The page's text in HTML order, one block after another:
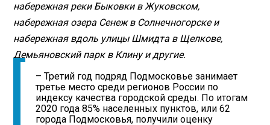
набережная реки Быковки в Жуковском,
набережная озера Сенеж в Солнечногорске и
набережная вдоль улицы Шмидта в Щелкове,
Демьяновский парк в Клину и другие.
– Третий год подряд Подмосковье занимает
третье место среди регионов России по
индексу качества городской среды. По итогам
2020 года 85% населенных пунктов, или 62
города Подмосковья, получили оценку